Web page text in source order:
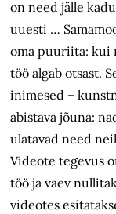
on need jälle
uuesti …
oma puuriita: kui
töö algab otsast.
inimesed –
abistava jõuna:
ulatavad need
Videote tegevus
töö ja vaev
videotes